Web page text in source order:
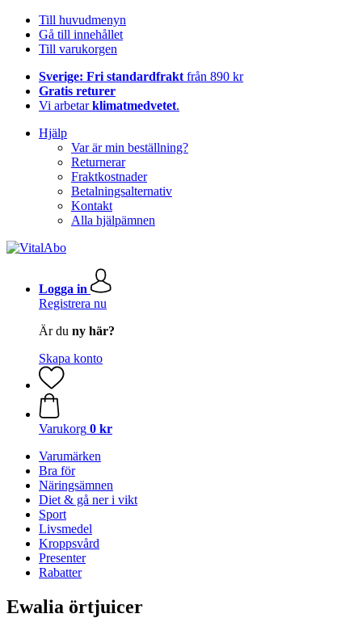
Till huvudmenyn
Gå till innehållet
Till varukorgen
Sverige: Fri standardfrakt från 890 kr
Gratis returer
Vi arbetarklimatmedvetet.
Hjälp
Var är min beställning?
Returnerar
Fraktkostnader
Betalningsalternativ
Kontakt
Alla hjälpämnen
Logga in
Registrera nu
Är du ny här?
Skapa konto
Varukorg 0 kr
Varumärken
Bra för
Näringsämnen
Diet & gå ner i vikt
Sport
Livsmedel
Kroppsvård
Presenter
Rabatter
Ewalia örtjuicer